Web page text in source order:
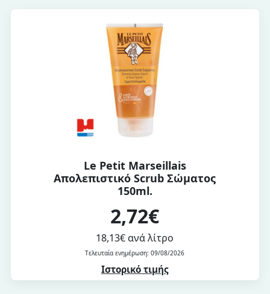
Le Petit Marseillais
Απολεπιστικό Scrub Σώματος
150ml.
2,72€
18,13€ ανά λίτρο
Τελευταία ενημέρωση: 09/08/2026
Ιστορικό τιμής